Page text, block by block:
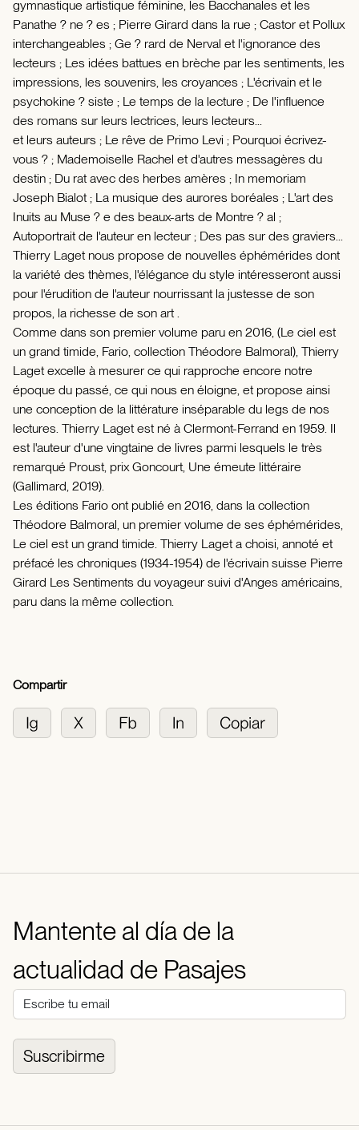
gymnastique artistique féminine, les Bacchanales et les
Panathe ? ne ? es ; Pierre Girard dans la rue ; Castor et Pollux
interchangeables ; Ge ? rard de Nerval et l'ignorance des
lecteurs ; Les idées battues en brèche par les sentiments, les
impressions, les souvenirs, les croyances ; L'écrivain et le
psychokine ? siste ; Le temps de la lecture ; De l'influence
des romans sur leurs lectrices, leurs lecteurs...
et leurs auteurs ; Le rêve de Primo Levi ; Pourquoi écrivez-
vous ? ; Mademoiselle Rachel et d'autres messagères du
destin ; Du rat avec des herbes amères ; In memoriam
Joseph Bialot ; La musique des aurores boréales ; L'art des
Inuits au Muse ? e des beaux-arts de Montre ? al ;
Autoportrait de l'auteur en lecteur ; Des pas sur des graviers...
Thierry Laget nous propose de nouvelles éphémérides dont
la variété des thèmes, l'élégance du style intéresseront aussi
pour l'érudition de l'auteur nourrissant la justesse de son
propos, la richesse de son art .
Comme dans son premier volume paru en 2016, (Le ciel est
un grand timide, Fario, collection Théodore Balmoral), Thierry
Laget excelle à mesurer ce qui rapproche encore notre
époque du passé, ce qui nous en éloigne, et propose ainsi
une conception de la littérature inséparable du legs de nos
lectures. Thierry Laget est né à Clermont-Ferrand en 1959. Il
est l'auteur d'une vingtaine de livres parmi lesquels le très
remarqué Proust, prix Goncourt, Une émeute littéraire
(Gallimard, 2019).
Les éditions Fario ont publié en 2016, dans la collection
Théodore Balmoral, un premier volume de ses éphémérides,
Le ciel est un grand timide. Thierry Laget a choisi, annoté et
préfacé les chroniques (1934-1954) de l'écrivain suisse Pierre
Girard Les Sentiments du voyageur suivi d'Anges américains,
paru dans la même collection.
Compartir
Mantente al día de la
actualidad de Pasajes
Suscribirme